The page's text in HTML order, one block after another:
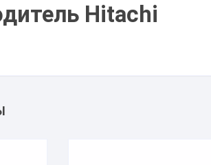
Hitachi